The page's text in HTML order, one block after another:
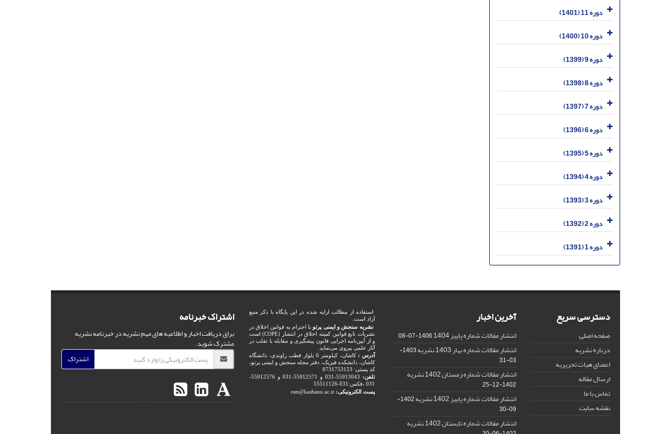
دوره 11 (1401)
دوره 10 (1400)
دوره 9 (1399)
دوره 8 (1398)
دوره 7 (1397)
دوره 6 (1396)
دوره 5 (1395)
دوره 4 (1394)
دوره 3 (1393)
دوره 2 (1392)
دوره 1 (1391)
دسترسی سریع
صفحه اصلی
درباره نشریه
اعضای هیات تحریریه
ارسال مقاله
تماس با ما
نقشه سایت
آخرین اخبار
انتشار مقالات شماره پاییز 1404 1406-07-08
انتشار مقالات شماره بهار 1403 نشریه
1403-
03-31
انتشار مقالات شماره زمستان 1402 نشریه
1402-12-25
انتشار مقالات شماره پاییز 1402 نشریه
1402-
09-30
انتشار مقالات شماره تابستان 1402 نشریه
استفاده از مطالب ارایه شده در این پایگاه با ذکر منبع
آزاد است.
نشریه سنجش و ایمنی پرتو با احترام به قوانین اخلاق در
نشریات تابع قوانین کمیته اخلاق در انتشار (COPE) است
و از آیین‌نامه اجرایی قانون پیشگیری و مقابله با تقلب در
آثار علمی پیروی می‌نماید.
آدرس :
کاشان، کیلومتر 6 بلوار قطب راوندی، دانشگاه
کاشان، دانشکده فیزیک، دفتر مجله سنجش و ایمنی پرتو،
کد پستی: 8731753153
تلفن:
55913043-031 و 55912571-031 و 55912576-
031 ،فکس:031-55511126
پست الکترونیکی: rsm@kashanu.ac.ir
اشتراک خبرنامه
برای دریافت اخبار و اطلاعیه های مهم نشریه در خبرنامه نشریه
مشترک شوید.
اشتراک